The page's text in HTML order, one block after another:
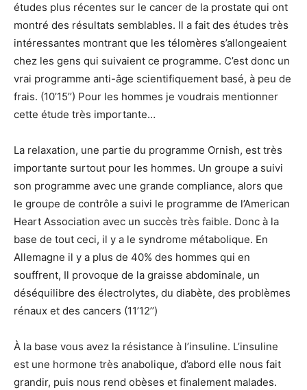
études plus récentes sur le cancer de la prostate qui ont
montré des résultats semblables. Il a fait des études très
intéressantes montrant que les télomères s’allongeaient
chez les gens qui suivaient ce programme. C’est donc un
vrai programme anti-âge scientifiquement basé, à peu de
frais. (10’15’’) Pour les hommes je voudrais mentionner
cette étude très importante…
La relaxation, une partie du programme Ornish, est très
importante surtout pour les hommes. Un groupe a suivi
son programme avec une grande compliance, alors que
le groupe de contrôle a suivi le programme de l’American
Heart Association avec un succès très faible. Donc à la
base de tout ceci, il y a le syndrome métabolique. En
Allemagne il y a plus de 40% des hommes qui en
souffrent, Il provoque de la graisse abdominale, un
déséquilibre des électrolytes, du diabète, des problèmes
rénaux et des cancers (11’12’’)
À la base vous avez la résistance à l’insuline. L’insuline
est une hormone très anabolique, d’abord elle nous fait
grandir, puis nous rend obèses et finalement malades.